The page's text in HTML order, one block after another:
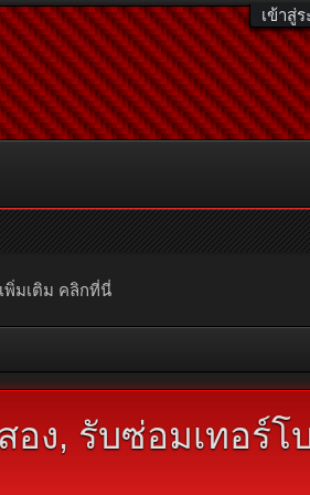
เข้าสู่
พิ่มเติม คลิกที่นี่
อง, รับซ่อมเทอร์